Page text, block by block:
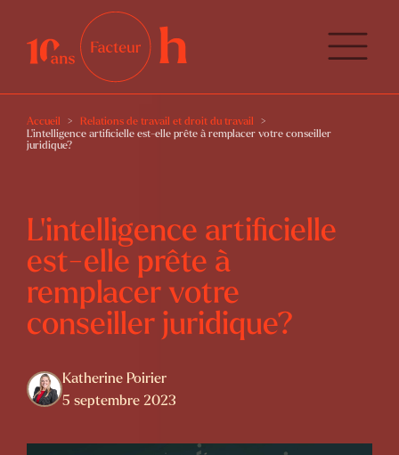
Accueil
Relations de travail et droit du travail
L’intelligence artificielle est-elle prête à remplacer votre conseiller
juridique?
L’intelligence artificielle
est-elle prête à
remplacer votre
conseiller juridique?
Katherine Poirier
5 septembre 2023